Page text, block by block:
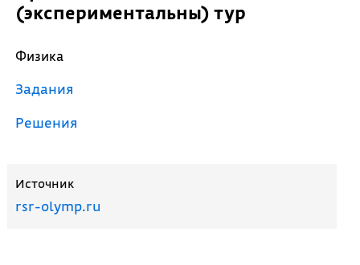
(экспериментальны) тур
Физика
Задания
Решения
Источник
rsr-olymp.ru